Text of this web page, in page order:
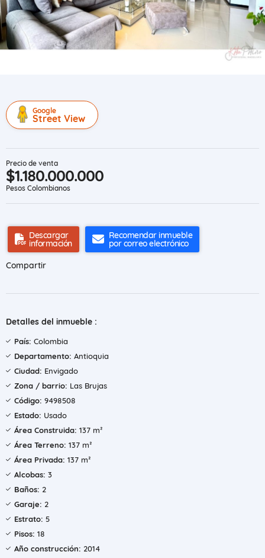
Google
Street View
Precio de venta
$1.180.000.000
Pesos Colombianos
Descargar
información
Recomendar inmueble
por correo electrónico
Compartir
Detalles del inmueble :
País: Colombia
Departamento: Antioquia
Ciudad: Envigado
Zona / barrio: Las Brujas
Código: 9498508
Estado: Usado
Área Construida: 137 m²
Área Terreno: 137 m²
Área Privada: 137 m²
Alcobas: 3
Baños: 2
Garaje: 2
Estrato: 5
Pisos: 18
Año construcción: 2014